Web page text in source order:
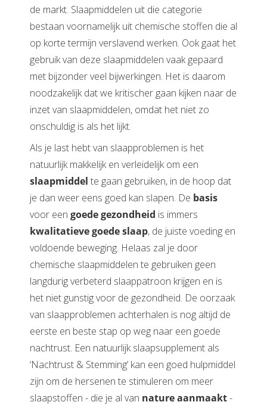
de markt. Slaapmiddelen uit die categorie
bestaan voornamelijk uit chemische stoffen die al
op korte termijn verslavend werken. Ook gaat het
gebruik van deze slaapmiddelen vaak gepaard
met bijzonder veel bijwerkingen. Het is daarom
noodzakelijk dat we kritischer gaan kijken naar de
inzet van slaapmiddelen, omdat het niet zo
onschuldig is als het lijkt.
Als je last hebt van slaapproblemen is het
natuurlijk makkelijk en verleidelijk om een
slaapmiddel te gaan gebruiken, in de hoop dat
je dan weer eens goed kan slapen. De basis
voor een goede gezondheid is immers
kwalitatieve goede slaap, de juiste voeding en
voldoende beweging. Helaas zal je door
chemische slaapmiddelen te gebruiken geen
langdurig verbeterd slaappatroon krijgen en is
het niet gunstig voor de gezondheid. De oorzaak
van slaapproblemen achterhalen is nog altijd de
eerste en beste stap op weg naar een goede
nachtrust. Een natuurlijk slaapsupplement als
‘Nachtrust & Stemming’ kan een goed hulpmiddel
zijn om de hersenen te stimuleren om meer
slaapstoffen - die je al van nature aanmaakt-